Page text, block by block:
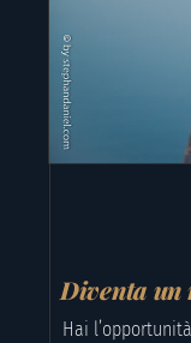
Diventa un
Hai